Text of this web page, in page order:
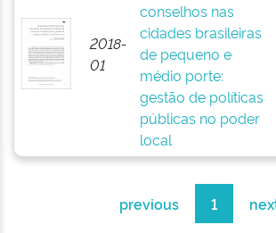
2018-
01
conselhos nas
cidades brasileiras
de pequeno e
médio porte:
gestão de políticas
públicas no poder
local
previous 1